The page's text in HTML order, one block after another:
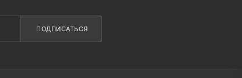
ПОДПИСАТЬСЯ